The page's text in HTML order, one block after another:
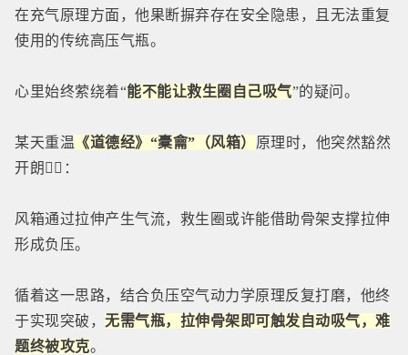
在充气原理方面，他果断摒弃存在安全隐患，且无法重复
使用的传统高压气瓶。
心里始终萦绕着“能不能让救生圈自己吸气”的疑问。
某天重温 《道德经》“橐龠”（风箱） 原理时，他突然豁然
开朗👇🏻：
风箱通过拉伸产生气流，救生圈或许能借助骨架支撑拉伸
形成负压。
循着这一思路，结合负压空气动力学原理反复打磨，他终
于实现突破， 无需气瓶，拉伸骨架即可触发自动吸气，难
题终被攻克。